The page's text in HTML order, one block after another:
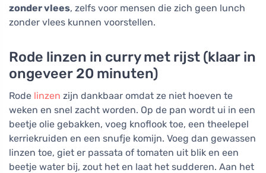
zonder vlees, zelfs voor mensen die zich geen lunch
zonder vlees kunnen voorstellen.
Rode linzen in curry met rijst (klaar in
ongeveer 20 minuten)
Rode linzen zijn dankbaar omdat ze niet hoeven te
weken en snel zacht worden. Op de pan wordt ui in een
beetje olie gebakken, voeg knoflook toe, een theelepel
kerriekruiden en een snufje komijn. Voeg dan gewassen
linzen toe, giet er passata of tomaten uit blik en een
beetje water bij, zout het en laat het sudderen. Aan het